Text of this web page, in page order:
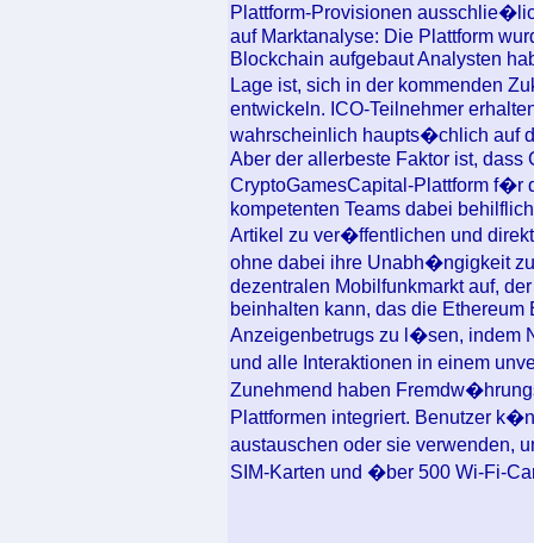
Plattform-Provisionen
auf Marktanalyse: Die Plattform
Blockchain aufgebaut Analysten
Lage ist, sich in der kommenden
entwickeln. ICO-Teilnehmer
wahrscheinlich haupts�chlich auf
Aber der allerbeste Faktor ist, dass
CryptoGamesCapital-Plattform f�r
kompetenten Teams dabei
Artikel zu ver�ffentlichen und
ohne dabei ihre Unabh�ngigkeit
dezentralen Mobilfunkmarkt auf,
beinhalten kann, das die
Anzeigenbetrugs zu l�sen, indem
und alle Interaktionen in einem
Zunehmend haben
Plattformen integriert. Benutzer
austauschen oder sie verwenden,
SIM-Karten und �ber 500 Wi-Fi-